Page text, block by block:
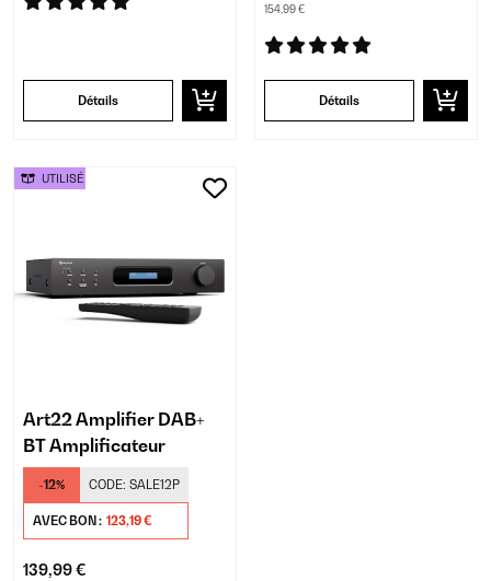
Détails
154,99 €
Détails
Art22 Amplifier DAB+
BT Amplificateur
-12% CODE: SALE12P
AVEC BON : 123,19 €
139,99 €
UTILISÉ